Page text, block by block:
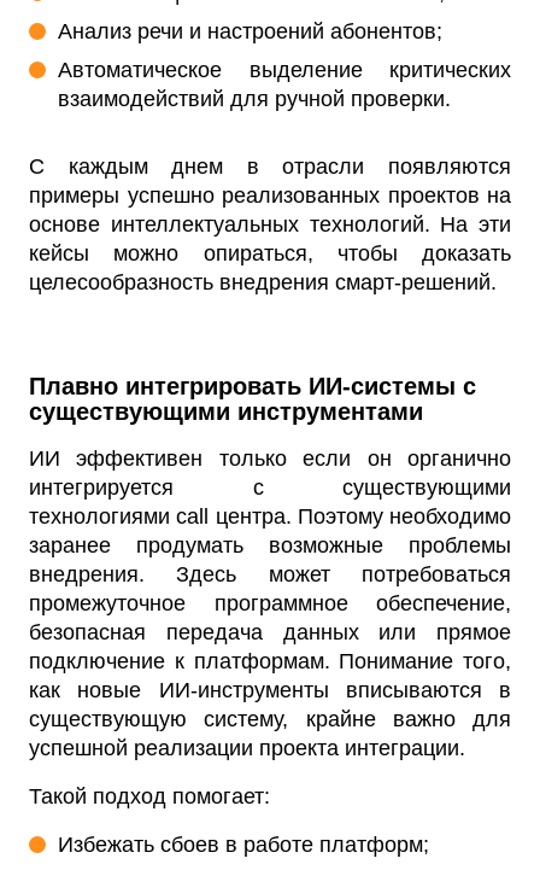
Анализ речи и настроений абонентов;
Автоматическое выделение критических
взаимодействий для ручной проверки.
С каждым днем в отрасли появляются
примеры успешно реализованных проектов на
основе интеллектуальных технологий. На эти
кейсы можно опираться, чтобы доказать
целесообразность внедрения смарт-решений.
Плавно интегрировать ИИ-системы с
существующими инструментами
ИИ эффективен только если он органично
интегрируется с существующими
технологиями call центра. Поэтому необходимо
заранее продумать возможные проблемы
внедрения. Здесь может потребоваться
промежуточное программное обеспечение,
безопасная передача данных или прямое
подключение к платформам. Понимание того,
как новые ИИ-инструменты вписываются в
существующую систему, крайне важно для
успешной реализации проекта интеграции.
Такой подход помогает:
Избежать сбоев в работе платформ;